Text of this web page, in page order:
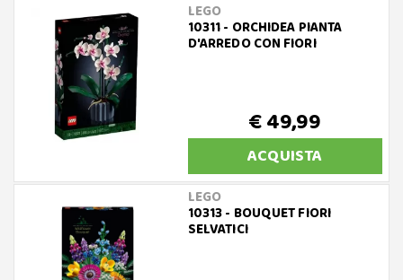
LEGO
10311 - ORCHIDEA PIANTA
D'ARREDO CON FIORI
€ 49,99
ACQUISTA
LEGO
10313 - BOUQUET FIORI
SELVATICI